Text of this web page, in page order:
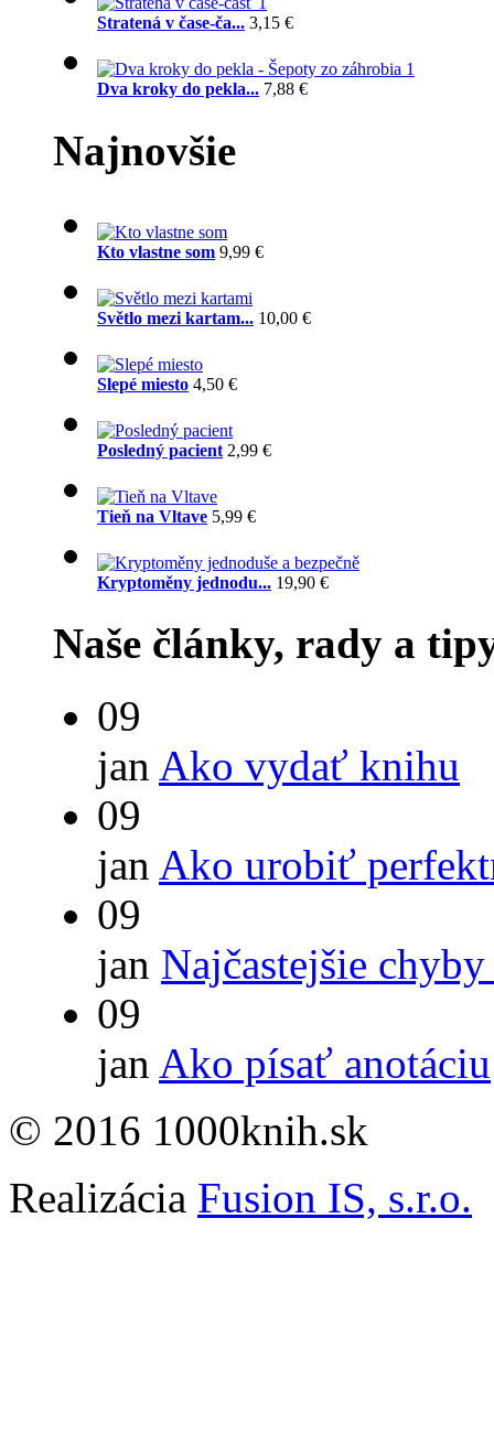
Stratená v čase-ča... 3,15 €
Dva kroky do pekla... 7,88 €
Najnovšie
Kto vlastne som 9,99 €
Světlo mezi kartam... 10,00 €
Slepé miesto 4,50 €
Posledný pacient 2,99 €
Tieň na Vltave 5,99 €
Kryptoměny jednodu... 19,90 €
Naše články, rady a
09
jan Ako vydať knihu
09
jan Ako urobiť
09
jan Najčastejšie
09
jan Ako písať anotáciu
© 2016 1000knih.sk
Realizácia Fusion IS, s.r.o.